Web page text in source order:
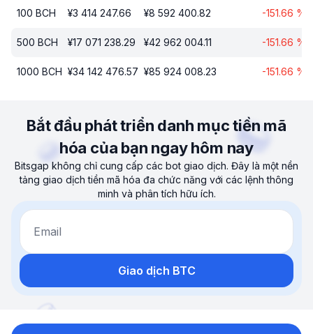
100 BCH ¥3 414 247.66 ¥8 592 400.82 -151.66 %
500 BCH ¥17 071 238.29 ¥42 962 004.11 -151.66 %
1000 BCH ¥34 142 476.57 ¥85 924 008.23 -151.66 %
Bắt đầu phát triển danh mục tiền mã
hóa của bạn ngay hôm nay
Bitsgap không chỉ cung cấp các bot giao dịch. Đây là một nền
tảng giao dịch tiền mã hóa đa chức năng với các lệnh thông
minh và phân tích hữu ích.
Email
Giao dịch BTC